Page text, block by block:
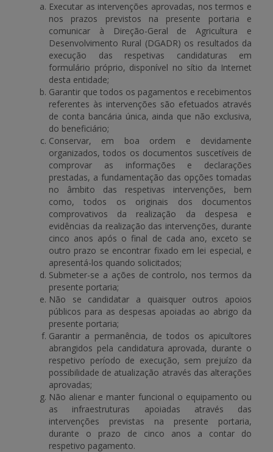
Executar as intervenções aprovadas, nos termos e
nos prazos previstos na presente portaria e
comunicar à Direção-Geral de Agricultura e
Desenvolvimento Rural (DGADR) os resultados da
execução das respetivas candidaturas em
formulário próprio, disponível no sítio da Internet
desta entidade;
Garantir que todos os pagamentos e recebimentos
referentes às intervenções são efetuados através
de conta bancária única, ainda que não exclusiva,
do beneficiário;
Conservar, em boa ordem e devidamente
organizados, todos os documentos suscetíveis de
comprovar as informações e declarações
prestadas, a fundamentação das opções tomadas
no âmbito das respetivas intervenções, bem
como, todos os originais dos documentos
comprovativos da realização da despesa e
evidências da realização das intervenções, durante
cinco anos após o final de cada ano, exceto se
outro prazo se encontrar fixado em lei especial, e
apresentá-los quando solicitados;
Submeter-se a ações de controlo, nos termos da
presente portaria;
Não se candidatar a quaisquer outros apoios
públicos para as despesas apoiadas ao abrigo da
presente portaria;
Garantir a permanência, de todos os apicultores
abrangidos pela candidatura aprovada, durante o
respetivo período de execução, sem prejuízo da
possibilidade de atualização através das alterações
aprovadas;
Não alienar e manter funcional o equipamento ou
as infraestruturas apoiadas através das
intervenções previstas na presente portaria,
durante o prazo de cinco anos a contar do
respetivo pagamento.